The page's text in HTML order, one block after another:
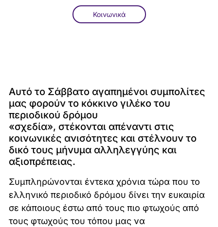
Κοινωνικά
Αυτό το Σάββατο αγαπημένοι συμπολίτες
μας φορούν το κόκκινο γιλέκο του
περιοδικού δρόμου
«σχεδία», στέκονται απέναντι στις
κοινωνικές ανισότητες και στέλνουν το
δικό τους μήνυμα αλληλεγγύης και
αξιοπρέπειας.
Συμπληρώνονται έντεκα χρόνια τώρα που το
ελληνικό περιοδικό δρόμου δίνει την ευκαιρία
σε κάποιους έστω από τους πιο φτωχούς από
τους φτωχούς του τόπου μας να